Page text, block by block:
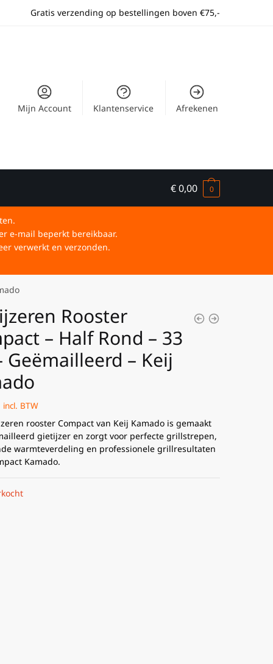
Gratis verzending op bestellingen boven €75,-
Mijn Account Klantenservice Afrekenen
€0,00 0
e-mail beperkt bereikbaar.
verwerkt en verzonden.
Rooster
– Half Rond – 33
Geëmailleerd – Keij
incl. BTW
rooster Compact van Keij Kamado is gemaakt
gietijzer en zorgt voor perfecte grillstrepen,
warmteverdeling en professionele grillresultaten
Kamado.